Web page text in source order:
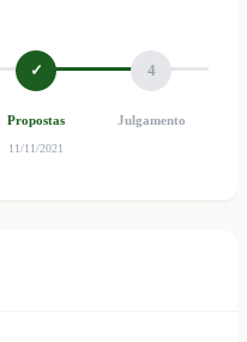
✓
Propostas
11/11/2021
4
Julgamento